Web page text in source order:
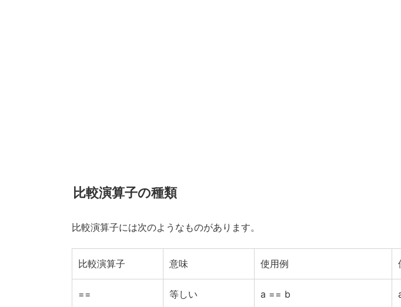
比較演算子の種類
比較演算子には次のようなものがあります。
比較演算子 意味 使用例
== 等しい a == b